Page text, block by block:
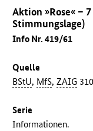
Aktion »Rose« –
Stimmungslage)
Info Nr. 419/61
Quelle
BStU, MfS,ZAIG
Serie
Informationen.